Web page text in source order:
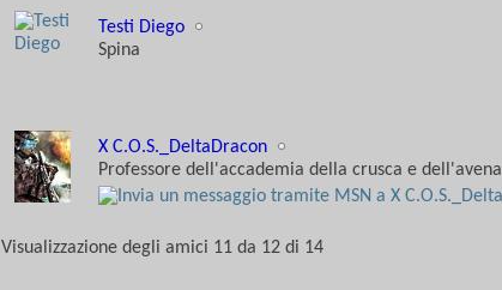
Testi Diego
Spina
X C.O.S._DeltaDracon
Professore dell'accademia della crusca e dell'avena
Visualizzazione degli amici 11 da 12 di 14